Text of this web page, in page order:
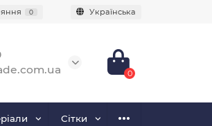
0 Українська
0
Сітки